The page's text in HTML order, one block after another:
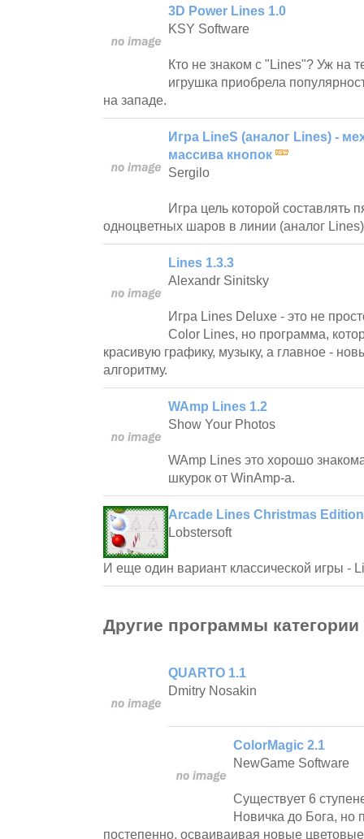
3D Power Lines 1.0
KSY Software
Кто не знаком с "Lines"? Уж на
игрушка приобрела
на западе.
Игра LineS (аналог Lines) -
массива кнопок
Sergilo
Игра цель которой составлять
одноцветных шаров в линии (аналог
Lines 1.3.3
Alexandr Sinitsky
Игра Lines Deluxe - это не
Color Lines, но программа,
красивую графику, музыку, а главное -
алгоритму.
WAmp Lines 1.2
Show Your Photos
WAmp Lines это хорошо
шкурок от WinAmp-а.
Arcade Lines Christmas
Lobstersoft
И еще один вариант классической игры -
Другие программы категории
QUARTO 1.1
Dmitry Nosakin
ColorMagic 2.1
NewGame Software
Существует 6
Новичка до Бога, но
постепенно, осваиваивая новые